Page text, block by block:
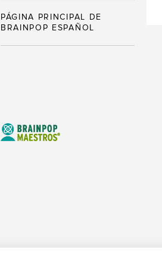
PÁGINA PRINCIPAL DE
BRAINPOP ESPAÑOL